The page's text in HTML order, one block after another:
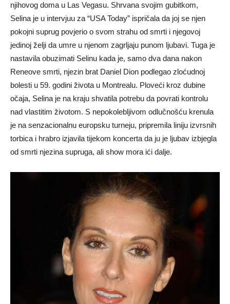
njihovog doma u Las Vegasu. Shrvana svojim gubitkom,
Selina je u intervjuu za “USA Today” ispričala da joj se njen
pokojni suprug povjerio o svom strahu od smrti i njegovoj
jedinoj želji da umre u njenom zagrljaju punom ljubavi. Tuga je
nastavila obuzimati Selinu kada je, samo dva dana nakon
Reneove smrti, njezin brat Daniel Dion podlegao zloćudnoj
bolesti u 59. godini života u Montrealu. Ploveći kroz dubine
očaja, Selina je na kraju shvatila potrebu da povrati kontrolu
nad vlastitim životom. S nepokolebljivom odlučnošću krenula
je na senzacionalnu europsku turneju, pripremila liniju izvrsnih
torbica i hrabro izjavila tijekom koncerta da ju je ljubav izbjegla
od smrti njezina supruga, ali show mora ići dalje.